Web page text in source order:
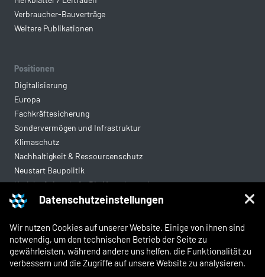
Datenschutzeinstellungen
Wir nutzen Cookies auf unserer Website. Einige von ihnen sind
notwendig, um den technischen Betrieb der Seite zu
gewährleisten, während andere uns helfen, die Funktionalität zu
verbessern und die Zugriffe auf unsere Website zu analysieren.
Verbraucher-Bauverträge
Weitere Publikationen
Positionen
Digitalisierung
Europa
Fachkräftesicherung
Sondervermögen und Infrastruktur
Klimaschutz
Nachhaltigkeit & Ressourcenschutz
Neustart Baupolitik
Kreislaufwirtschaft: Die Mantelverordnung
Mittelstandsgerechte Vergabe
Rechtliches
Kontakt